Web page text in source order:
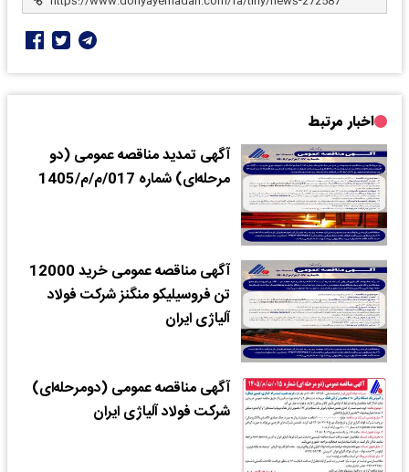
اخبار مرتبط
آگهی تمدید مناقصه عمومی (دو
مرحله‌ای) شماره 017/م/م/1405
آگهی مناقصه عمومی خرید 12000
تن فروسیلیکو منگنز شرکت فولاد
آلیاژی ایران
آگهی مناقصه عمومی (دومرحله‌ای)
شرکت فولاد آلیاژی ایران